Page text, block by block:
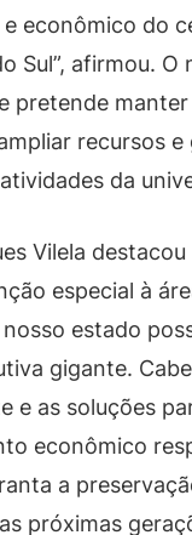
econômico do
Sul”, afirmou. O
pretende
recursos e
da
Vilela
especial à
estado
gigante. Cabe
e as soluções
econômico
a
próximas